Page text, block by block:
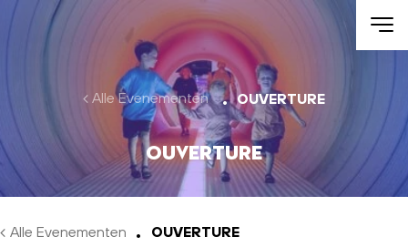
Skip to main content
Alle Evenementen OUVERTURE
OUVERTURE
Alle Evenementen OUVERTURE